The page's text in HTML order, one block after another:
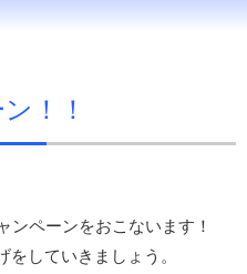
！！
ンペーンをおこないます！
していきましょう。